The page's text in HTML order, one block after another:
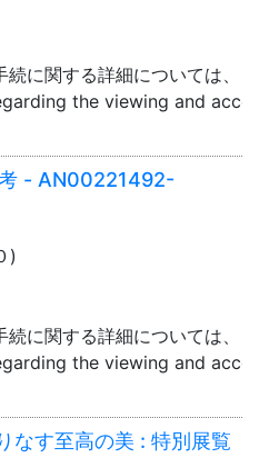
に関する詳細については、「
the viewing and
考 - AN00221492-
)
に関する詳細については、「
the viewing and
なす至高の美 : 特別展覧